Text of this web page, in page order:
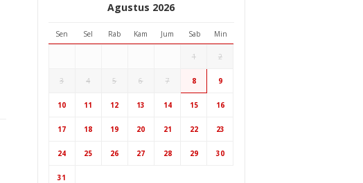
Cab Yogyakarta
Agustus 2026
Sen Sel Rab Kam Jum Sab Min
1 2
3 4 5 6 7 8 9
10 11 12 13 14 15 16
17 18 19 20 21 22 23
24 25 26 27 28 29 30
31